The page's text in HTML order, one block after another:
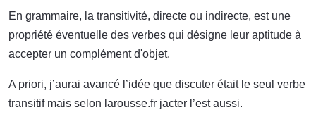
En grammaire, la transitivité, directe ou indirecte, est une
propriété éventuelle des verbes qui désigne leur aptitude à
accepter un complément d'objet.
A priori, j’aurai avancé l’idée que discuter était le seul verbe
transitif mais selon larousse.fr jacter l’est aussi.